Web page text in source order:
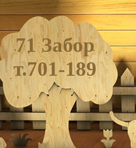
71 Забор
т.701-189